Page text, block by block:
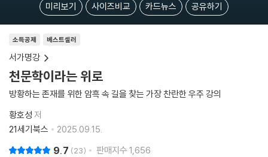
미리보기 사이즈비교 카드뉴스 공유하기
소득공제 베스트셀러
서가명강
천문학이라는 위로
방황하는 존재를 위한 암흑 속 길을 찾는 가장 찬란한 우주 강의
황호성 저
21세기북스
2025.09.15.
9.7 23 판매지수 1,656